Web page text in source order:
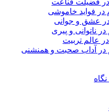
فضیلت قناعت
در فواید خاموشى
عشق و جوانى
ناتوانى و پیرى
عالم تربیت
در آداب صحبت و همنشنى